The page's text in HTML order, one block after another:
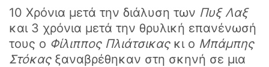
10 Χρόνια μετά την διάλυση των Πυξ Λαξ
και 3 χρόνια μετά την θρυλική επανένωσή
τους ο Φίλιππος Πλιάτσικαςκι ο Μπάμπης
Στόκαςξαναβρέθηκαν στη σκηνή σε μια